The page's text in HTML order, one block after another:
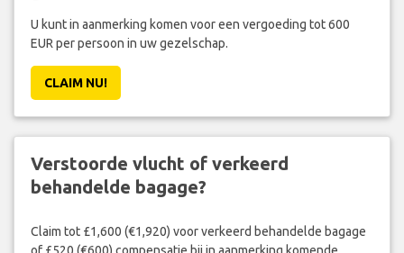
U kunt in aanmerking komen voor een vergoeding tot 600
EUR per persoon in uw gezelschap.
CLAIM NU!
Verstoorde vlucht of verkeerd
behandelde bagage?
Claim tot £1,600 (€1,920) voor verkeerd behandelde bagage
of £520 (€600) compensatie bij in aanmerking komende